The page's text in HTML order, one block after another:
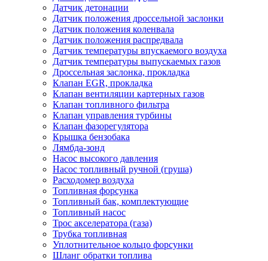
Датчик детонации
Датчик положения дроссельной заслонки
Датчик положения коленвала
Датчик положения распредвала
Датчик температуры впускаемого воздуха
Датчик температуры выпускаемых газов
Дроссельная заслонка, прокладка
Клапан EGR, прокладка
Клапан вентиляции картерных газов
Клапан топливного фильтра
Клапан управления турбины
Клапан фазорегулятора
Крышка бензобака
Лямбда-зонд
Насос высокого давления
Насос топливный ручной (груша)
Расходомер воздуха
Топливная форсунка
Топливный бак, комплектующие
Топливный насос
Трос акселератора (газа)
Трубка топливная
Уплотнительное кольцо форсунки
Шланг обратки топлива